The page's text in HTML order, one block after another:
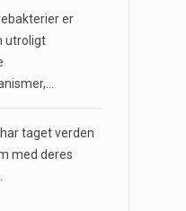
er
utroligt
taget verden
med deres